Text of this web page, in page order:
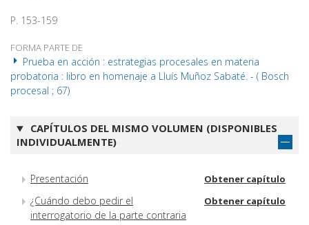
P. 153-159
FORMA PARTE DE
Prueba en acción : estrategias procesales en materia
probatoria : libro en homenaje a Lluís Muñoz Sabaté. - ( Bosch
procesal ; 67)
CAPÍTULOS DEL MISMO VOLUMEN (DISPONIBLES
INDIVIDUALMENTE)
Presentación Obtener capítulo
¿Cuándo debo pedir el
interrogatorio de la parte contraria
Obtener capítulo